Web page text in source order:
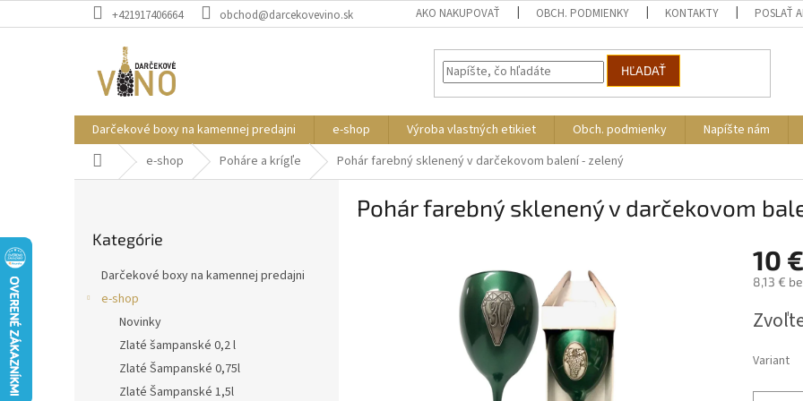
na
+421917406664 obchod@darcekovevino.sk AKO NAKUPOVAŤ OBCH. PODMIENKY KONTAKTY POSLAŤ
HĽADAŤ
Darčekové boxy na kamennej predajni e-shop Výroba vlastných etikiet Obch. podmienky Napíšte nám
Domov e-shop Poháre a krígľe Pohár farebný sklenený v darčekovom balení - zelený
kategórie
Kategórie
Darčekové boxy na kamennej predajni
e-shop
Novinky
Zlaté šampanské 0,2 l
Zlaté Šampanské 0,75l
Zlaté Šampanské 1,5l
Pohár farebný sklenený v darčekovom
10 €
8,13 €
cena:
Variant